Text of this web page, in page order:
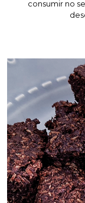
consumir no